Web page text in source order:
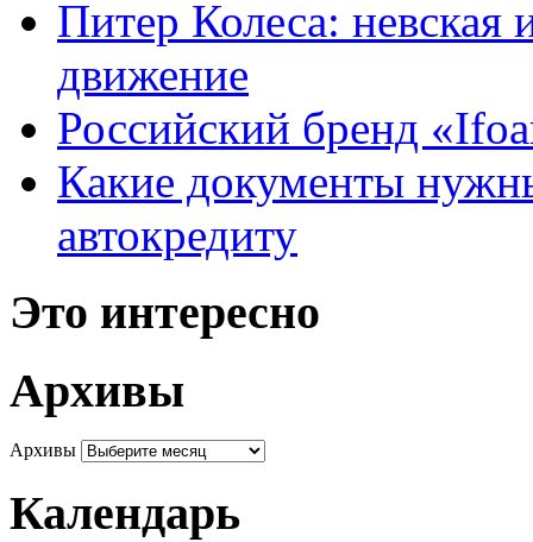
Питер Колеса: невская
движение
Российский бренд
Какие документы
автокредиту
Это интересно
Архивы
Архивы
Календарь